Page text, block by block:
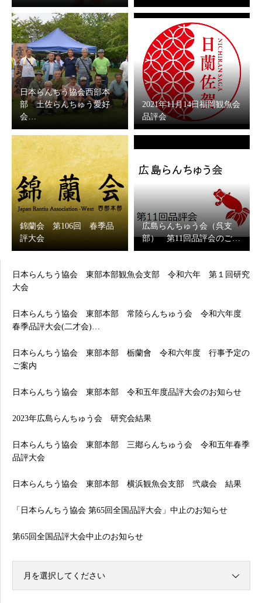
日本らんちう協会西部本
部 土佐らんちゅう愛好
会…
2021年11月14日福岡観魚会
品評会
錦蘭会 第106回 春季品
評大会
広島らんちゅう会（呉支
部） 第11回品評会のご…
日本らんちう協会 東部本部観魚会支部 令和六年 第１回研究
大会
日本らんちう協会 東部本部 常陸らんちゅう会 令和六年度
春季品評大会(二才会)…
日本らんちう協会 東部本部 栃蘭會 令和六年度 行事予定の
ご案内
日本らんちう協会 東部本部 令和五年度品評大会のお知らせ
2023年広島らんちゅう会 研究会結果
日本らんちう協会 東部本部 三鄕らんちゅう会 令和五年春季
品評大会
日本らんちう協会 東部本部 横浜観魚会支部 弐歳会 結果
「日本らんちう協会 第65回全国品評大会」中止のお知らせ
第65回全国品評大会中止のお知らせ
月を選択してください